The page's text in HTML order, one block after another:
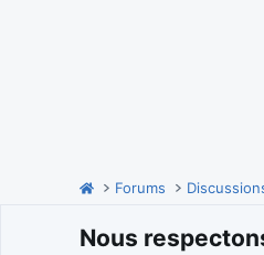
Forums
Nous